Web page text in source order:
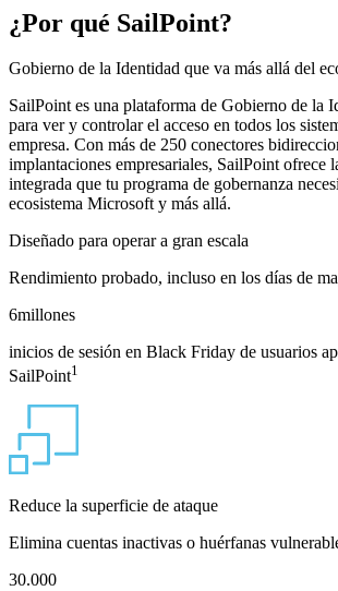
¿Por qué SailPoint?
Gobierno de la Identidad que va más allá del
SailPoint es una plataforma de Gobierno de la
para ver y controlar el acceso en todos los
empresa. Con más de 250 conectores
implantaciones empresariales, SailPoint ofrece
integrada que tu programa de gobernanza
ecosistema Microsoft y más allá.
Diseñado para operar a gran escala
Rendimiento probado, incluso en los días de
6millones
inicios de sesión en Black Friday de usuarios
SailPoint1
Reduce la superficie de ataque
Elimina cuentas inactivas o huérfanas
30.000